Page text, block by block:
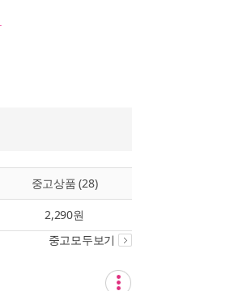
중고상품 (28)
2,290원
중고모두보기